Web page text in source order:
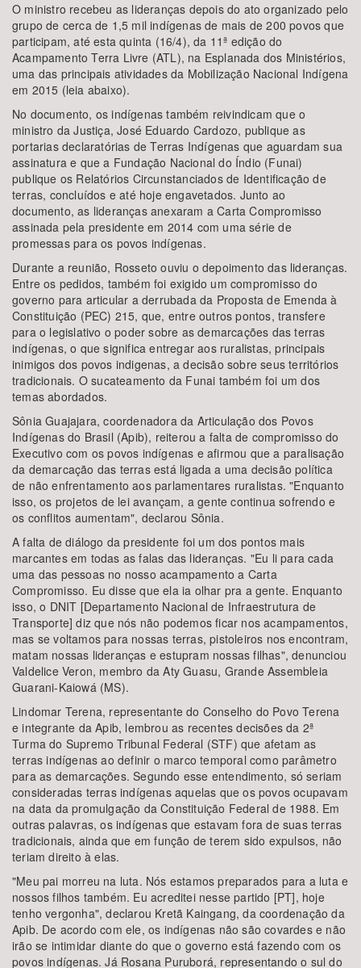
O ministro recebeu as lideranças depois do ato organizado pelo
grupo de cerca de 1,5 mil indígenas de mais de 200 povos que
participam, até esta quinta (16/4), da 11ª edição do
Acampamento Terra Livre (ATL), na Esplanada dos Ministérios,
uma das principais atividades da Mobilização Nacional Indígena
em 2015 (leia abaixo).
No documento, os indígenas também reivindicam que o
ministro da Justiça, José Eduardo Cardozo, publique as
portarias declaratórias de Terras Indígenas que aguardam sua
assinatura e que a Fundação Nacional do Índio (Funai)
publique os Relatórios Circunstanciados de Identificação de
terras, concluídos e até hoje engavetados. Junto ao
documento, as lideranças anexaram a Carta Compromisso
assinada pela presidente em 2014 com uma série de
promessas para os povos indígenas.
Durante a reunião, Rosseto ouviu o depoimento das lideranças.
Entre os pedidos, também foi exigido um compromisso do
governo para articular a derrubada da Proposta de Emenda à
Constituição (PEC) 215, que, entre outros pontos, transfere
para o legislativo o poder sobre as demarcações das terras
indígenas, o que significa entregar aos ruralistas, principais
inimigos dos povos indigenas, a decisão sobre seus territórios
tradicionais. O sucateamento da Funai também foi um dos
temas abordados.
Sônia Guajajara, coordenadora da Articulação dos Povos
Indígenas do Brasil (Apib), reiterou a falta de compromisso do
Executivo com os povos indígenas e afirmou que a paralisação
da demarcação das terras está ligada a uma decisão política
de não enfrentamento aos parlamentares ruralistas. "Enquanto
isso, os projetos de lei avançam, a gente continua sofrendo e
os conflitos aumentam", declarou Sônia.
A falta de diálogo da presidente foi um dos pontos mais
marcantes em todas as falas das lideranças. "Eu li para cada
uma das pessoas no nosso acampamento a Carta
Compromisso. Eu disse que ela ia olhar pra a gente. Enquanto
isso, o DNIT [Departamento Nacional de Infraestrutura de
Transporte] diz que nós não podemos ficar nos acampamentos,
mas se voltamos para nossas terras, pistoleiros nos encontram,
matam nossas lideranças e estupram nossas filhas", denunciou
Valdelice Veron, membro da Aty Guasu, Grande Assembleia
Guarani-Kaiowá (MS).
Lindomar Terena, representante do Conselho do Povo Terena
e integrante da Apib, lembrou as recentes decisões da 2ª
Turma do Supremo Tribunal Federal (STF) que afetam as
terras indígenas ao definir o marco temporal como parâmetro
para as demarcações. Segundo esse entendimento, só seriam
consideradas terras indígenas aquelas que os povos ocupavam
na data da promulgação da Constituição Federal de 1988. Em
outras palavras, os indígenas que estavam fora de suas terras
tradicionais, ainda que em função de terem sido expulsos, não
teriam direito à elas.
"Meu pai morreu na luta. Nós estamos preparados para a luta e
nossos filhos também. Eu acreditei nesse partido [PT], hoje
tenho vergonha", declarou Kretã Kaingang, da coordenação da
Apib. De acordo com ele, os indígenas não são covardes e não
irão se intimidar diante do que o governo está fazendo com os
povos indígenas. Já Rosana Puruborá, representando o sul do